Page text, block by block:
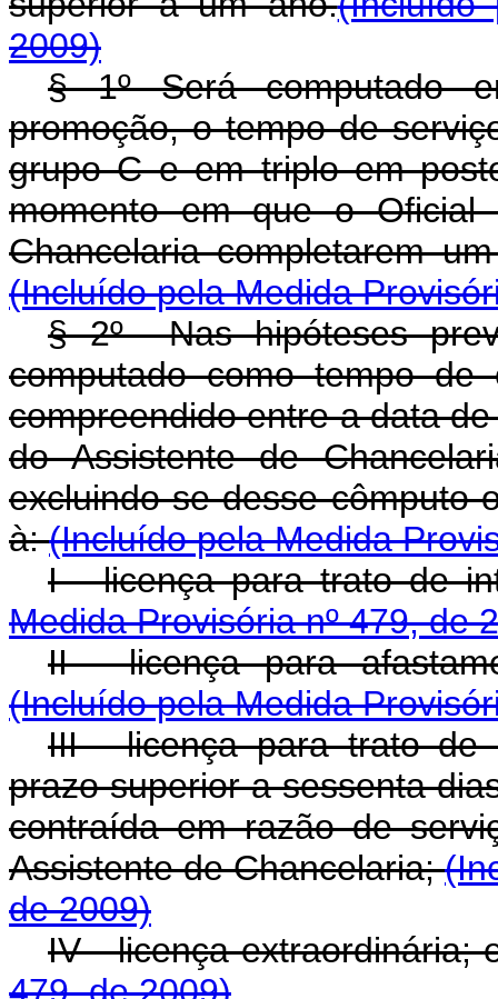
2009)
§ 1º Será computado
promoção, o tempo de
grupo C e em triplo em
momento em que o Oficial
Chancelaria completarem
(Incluído pela Medida
§ 2º Nas hipóteses
computado como tempo
compreendido entre a data
do Assistente de
excluindo-se desse cômputo
à:(Incluído pela Medida
I - licença para trato de
Medida Provisória nº 479, de
II - licença para
(Incluído pela Medida
III - licença para trato de
prazo superior a sessenta
contraída em razão de
Assistente de Chancelaria;
de 2009)
IV - licença extraordinária;
479, de 2009)